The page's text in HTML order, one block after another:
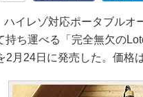
イレゾ対応ポータブルオ
持ち運べる「完全無欠の
2月24日に発売した。価格